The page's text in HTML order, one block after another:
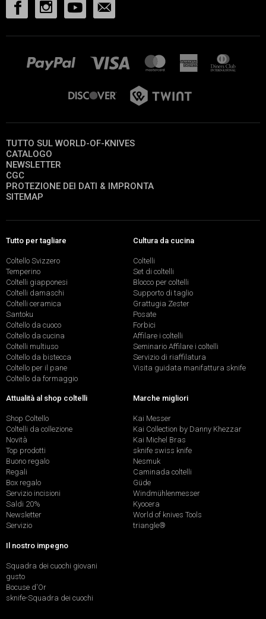
TUTTO SUL WORLD-OF-KNIVES
CATALOGO
NEWSLETTER
CGC
PROTEZIONE DEI DATI & IMPRONTA
SITEMAP
Tutto per tagliare
Coltello Svizzero
Temperino
Coltelli giapponesi
Coltelli damaschi
Coltelli ceramica
Santoku
Coltello da cuoco
Coltello da cucina
Coltelli multiuso
Coltello da bistecca
Coltello per il pane
Coltello da formaggio
Cultura da cucina
Coltelli
Set di coltelli
Blocco per coltelli
Supporto di taglio
Grattugia Zester
Posate
Forbici
Affilare i coltelli
Seminario Affilare i coltelli
Servizio di riaffilatura
Visita guidata manifattura sknife
Attualità al shop coltelli
Shop Coltello
Coltelli da collezione
Novità
Top prodotti
Buono regalo
Regali
Box regalo
Servizio incisioni
Saldi 20%
Newsletter
Servizio
Marche migliori
Kai Messer
Kai Collection by Danny Khezzar
Kai Michel Bras
sknife swiss knife
Nesmuk
Caminada coltelli
Güde
Windmühlenmesser
Kyocera
World of knives Tools
triangle®
Il nostro impegno
Squadra dei cuochi giovani
gusto
Bocuse d'Or
sknife-Squadra dei cuochi